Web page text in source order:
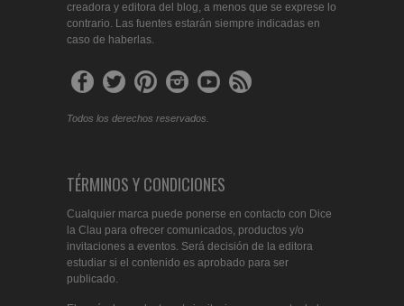
creadora y editora del blog, a menos que se exprese lo
contrario. Las fuentes estarán siempre indicadas en
caso de haberlas.
Todos los derechos reservados.
TÉRMINOS Y CONDICIONES
Cualquier marca puede ponerse en contacto con Dice
la Clau para ofrecer comunicados, productos y/o
invitaciones a eventos. Será decisión de la editora
estudiar si el contenido es aprobado para ser
publicado.